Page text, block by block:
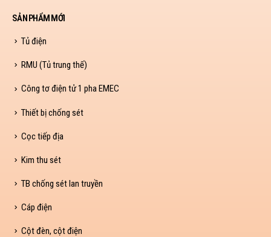
SẢN PHẨM MỚI
Tủ điện
RMU (Tủ trung thế)
Công tơ điện tử 1 pha EMEC
Thiết bị chống sét
Cọc tiếp địa
Kim thu sét
TB chống sét lan truyền
Cáp điện
Cột đèn, cột điện